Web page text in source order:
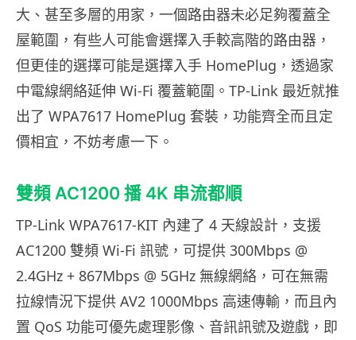
大、甚至多層的用家，一個路由器未必足夠覆蓋全
屋範圍，有些人可能會選擇入手較高階的路由器，
但更佳的選擇可能是選擇入手 HomePlug，透過家
中電線網絡延伸 Wi-Fi 覆蓋範圍。TP-Link 最近就推
出了 WPA7617 HomePlug 套裝，功能齊全而且定
價相宜，不妨考慮一下。
雙頻 AC1200 播 4K 串流都順
TP-Link WPA7617-KIT 內建了 4 天線設計，支援
AC1200 雙頻 Wi-Fi 訊號，可提供 300Mbps @
2.4GHz + 867Mbps @ 5GHz 無線網絡，可在無需
拉線情況下提供 AV2 1000Mbps 高速傳輸，而且內
置 QoS 功能可優先處理影像、音訊訊號及遊戲，即